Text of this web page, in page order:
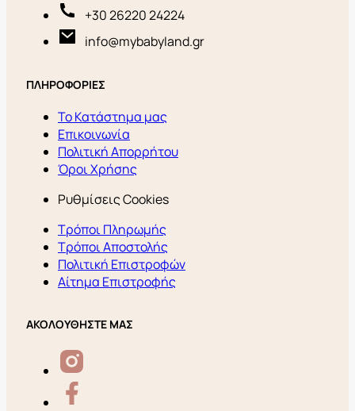
+30 26220 24224
info@mybabyland.gr
ΠΛΗΡΟΦΟΡΙΕΣ
Το Κατάστημα μας
Επικοινωνία
Πολιτική Απορρήτου
Όροι Χρήσης
Ρυθμίσεις Cookies
Τρόποι Πληρωμής
Τρόποι Αποστολής
Πολιτική Επιστροφών
Αίτημα Επιστροφής
ΑΚΟΛΟΥΘΗΣΤΕ ΜΑΣ